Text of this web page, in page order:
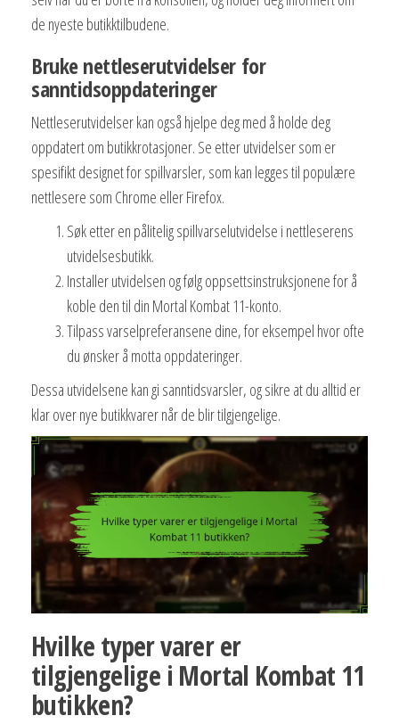
de nyeste butikktilbudene.
Bruke nettleserutvidelser for
sanntidsoppdateringer
Nettleserutvidelser kan også hjelpe deg med å holde deg
oppdatert om butikkrotasjoner. Se etter utvidelser som er
spesifikt designet for spillvarsler, som kan legges til populære
nettlesere som Chrome eller Firefox.
Søk etter en pålitelig spillvarselutvidelse i nettleserens
utvidelsesbutikk.
Installer utvidelsen og følg oppsettsinstruksjonene for å
koble den til din Mortal Kombat 11-konto.
Tilpass varselpreferansene dine, for eksempel hvor ofte
du ønsker å motta oppdateringer.
Dessa utvidelsene kan gi sanntidsvarsler, og sikre at du alltid er
klar over nye butikkvarer når de blir tilgjengelige.
Hvilke typer varer er
tilgjengelige i Mortal Kombat 11
butikken?